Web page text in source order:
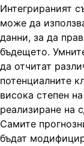
Интегрираният
може да
данни, за да
бъдещето.
да отчитат
потенциалните
висока степен
реализиране на
Самите
бъдат